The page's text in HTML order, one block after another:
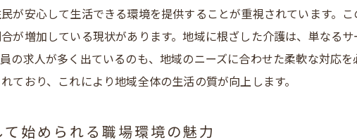
愛知県安城市で求められる生活相談員像
地域に根ざした介護だからこそのやりがい
求人選びで重視すべきポイントとは
愛知県安城市の介護ニーズを知る
地域密着型通所介護で愛知県安城市の住民と深くつな
が安心して生活できる環境を提供することが重視されています。
が増加している現状があります。地域に根ざした介護は、単なる
の求人が多く出ているのも、地域のニーズに合わせた柔軟な対応
ており、これにより地域全体の生活の質が向上します。
始められる職場環境の魅力